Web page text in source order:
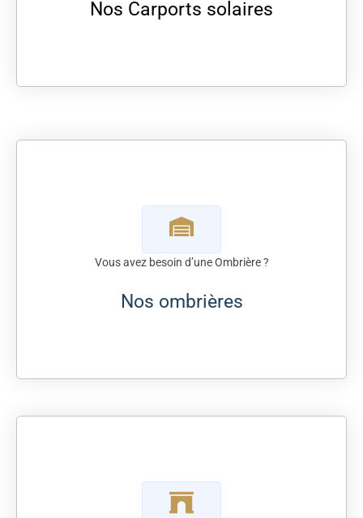
Nos Carports solaires
Vous avez besoin d’une Ombrière ?
Nos ombrières